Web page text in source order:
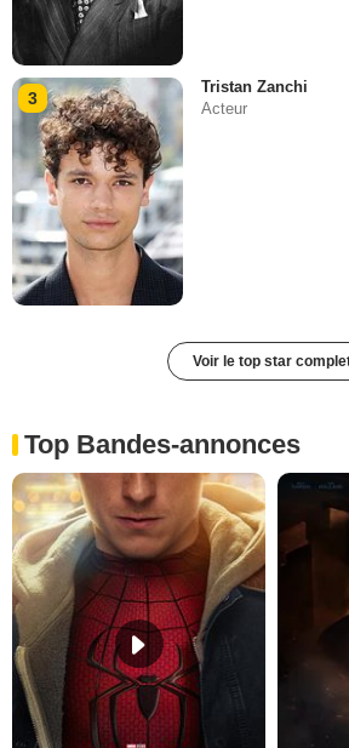
3
Tristan Zanchi
Acteur
Voir le top star
Top Bandes-annonces